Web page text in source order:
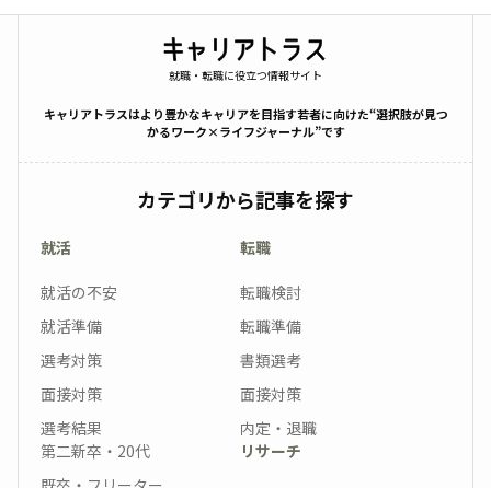
就職・転職に役立つ情報サイト
キャリアトラスはより豊かなキャリアを目指す若者に向けた“選択肢が見つ
かるワーク×ライフジャーナル”です
カテゴリから記事を探す
就活
就活の不安
就活準備
選考対策
面接対策
選考結果
転職
転職検討
転職準備
書類選考
面接対策
内定・退職
第二新卒・20代
リサーチ